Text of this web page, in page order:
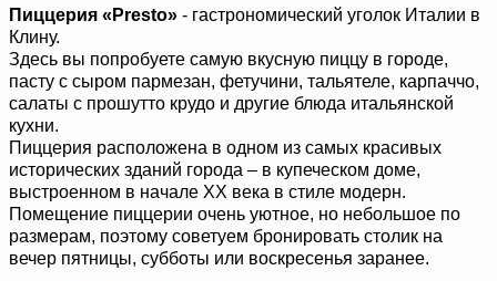
Пиццерия «Presto» - гастрономический уголок Италии в
Клину.
Здесь вы попробуете самую вкусную пиццу в городе,
пасту с сыром пармезан, фетучини, тальятеле, карпаччо,
салаты с прошутто крудо и другие блюда итальянской
кухни.
Пиццерия расположена в одном из самых красивых
исторических зданий города – в купеческом доме,
выстроенном в начале ХХ века в стиле модерн.
Помещение пиццерии очень уютное, но небольшое по
размерам, поэтому советуем бронировать столик на
вечер пятницы, субботы или воскресенья заранее.